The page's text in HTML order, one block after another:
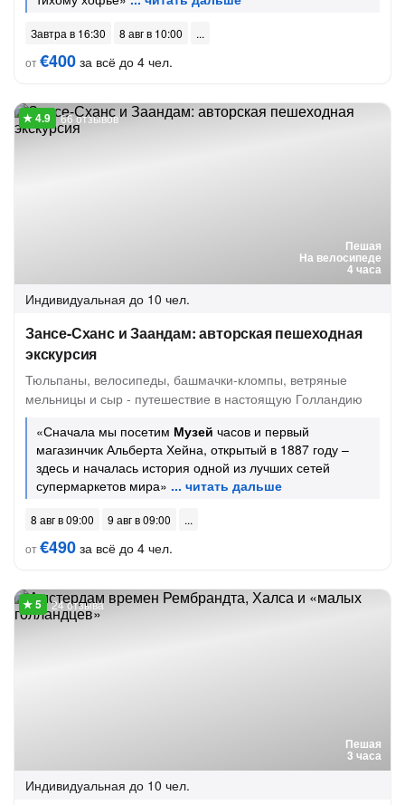
Завтра в 16:30
8 авг в 10:00
от€400 за всё до 4 чел.
Пешая
На велосипеде
4 часа
66 отзывов
Индивидуальная до 10 чел.
Зансе-Сханс и Заандам: авторская пешеходная
экскурсия
Тюльпаны, велосипеды, башмачки-кломпы, ветряные
мельницы и сыр - путешествие в настоящую Голландию
«Сначала мы посетим Музей часов и первый
магазинчик Альберта Хейна, открытый в 1887 году –
здесь и началась история одной из лучших сетей
супермаркетов мира»
8 авг в 09:00
9 авг в 09:00
от€490 за всё до 4 чел.
Пешая
3 часа
24 отзыва
Индивидуальная до 10 чел.